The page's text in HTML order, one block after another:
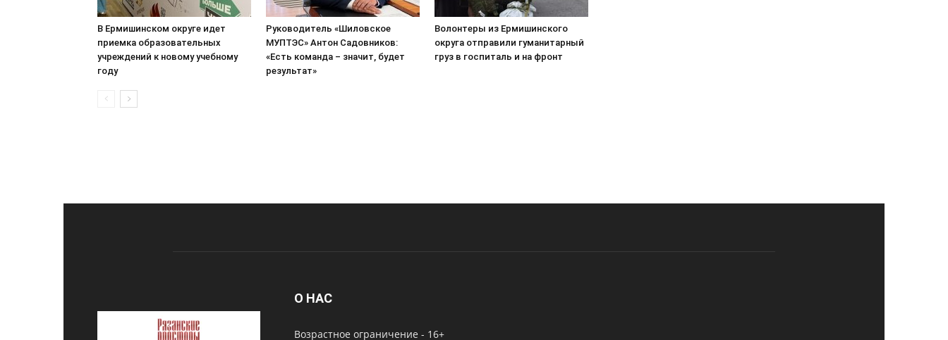
В Ермишинском округе идет
приемка образовательных
учреждений к новому учебному
году
Руководитель «Шиловское
МУПТЭС» Антон Садовников:
«Есть команда – значит, будет
результат»
Волонтеры из Ермишинского
округа отправили гуманитарный
груз в госпиталь и на фронт
О НАС
Возрастное ограничение - 16+